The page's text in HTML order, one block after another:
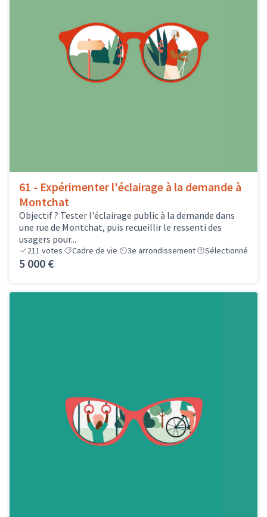
61 - Expérimenter l'éclairage à la demande à
Montchat
Objectif ? Tester l'éclairage public à la demande dans
une rue de Montchat, puis recueillir le ressenti des
usagers pour...
211 votes Cadre de vie 3e arrondissement Sélectionné
5 000 €